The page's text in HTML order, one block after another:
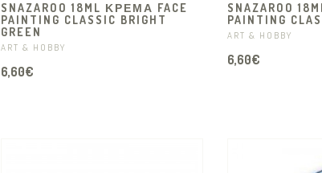
SNAZAROO 18ML ΚΡΈΜΑ FACE
PAINTING CLASSIC BRIGHT
GREEN
ART & HOBBY
6,60€
SNAZAROO
PAINTING
ART & HOBBY
6,60€